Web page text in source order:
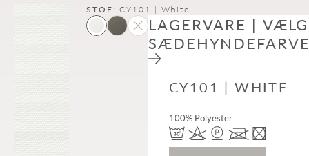
STOF:CY101 | White
LAGERVARE | VÆLG
CY101 | WHITE
100% Polyester